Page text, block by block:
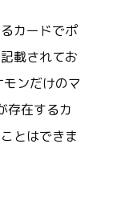
カードでポ
載されてお
ンだけのマ
存在するカ
とはできま